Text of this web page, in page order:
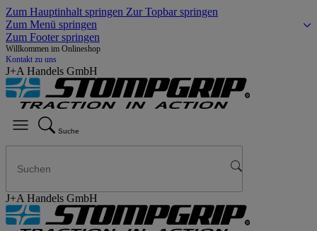
Zum Hauptinhalt springen Zur Topbar springen
Zum Menü springen
Zum Footer springen
Willkommen im Onlineshop
Kontakt zu uns
J+A Handels GmbH
Suche
J+A Handels GmbH